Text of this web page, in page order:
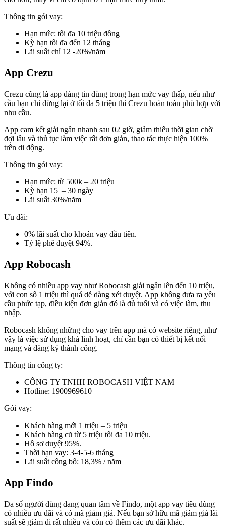
Thông tin gói vay:
Hạn mức: tối đa 10 triệu đồng
Kỳ hạn tối đa đến 12 tháng
Lãi suất chỉ 12 -20%/năm
App Crezu
Crezu cũng là app đáng tin dùng trong hạn mức vay thấp, nếu như
cầu bạn chỉ dừng lại ở tối đa 5 triệu thì Crezu hoàn toàn phù hợp với
nhu cầu.
App cam kết giải ngân nhanh sau 02 giờ, giảm thiểu thời gian chờ
đợi lâu và thủ tục làm việc rất đơn giản, thao tác thực hiện 100%
trên di động.
Thông tin gói vay:
Hạn mức: từ 500k – 20 triệu
Kỳ hạn 15 – 30 ngày
Lãi suất 30%/năm
Ưu đãi:
0% lãi suất cho khoản vay đầu tiên.
Tỷ lệ phê duyệt 94%.
App Robocash
Không có nhiều app vay như Robocash giải ngân lên đến 10 triệu,
với con số 1 triệu thì quá dễ dàng xét duyệt. App không đưa ra yêu
cầu phức tạp, điều kiện đơn giản đó là đủ tuổi và có việc làm, thu
nhập.
Robocash không những cho vay trên app mà có website riêng, như
vậy là việc sử dụng khá linh hoạt, chỉ cần bạn có thiết bị kết nối
mạng và đăng ký thành công.
Thông tin công ty:
CÔNG TY TNHH ROBOCASH VIỆT NAM
Hotline: 1900969610
Gói vay:
Khách hàng mới 1 triệu – 5 triệu
Khách hàng cũ từ 5 triệu tối đa 10 triệu.
Hồ sơ duyệt 95%.
Thời hạn vay: 3-4-5-6 tháng
Lãi suất công bố: 18,3% / năm
App Findo
Đa số người dùng đang quan tâm về Findo, một app vay tiêu dùng
có nhiều ưu đãi và có mã giảm giá. Nếu bạn sở hữu mã giảm giá lãi
suất sẽ giảm đi rất nhiều và còn có thêm các ưu đãi khác.